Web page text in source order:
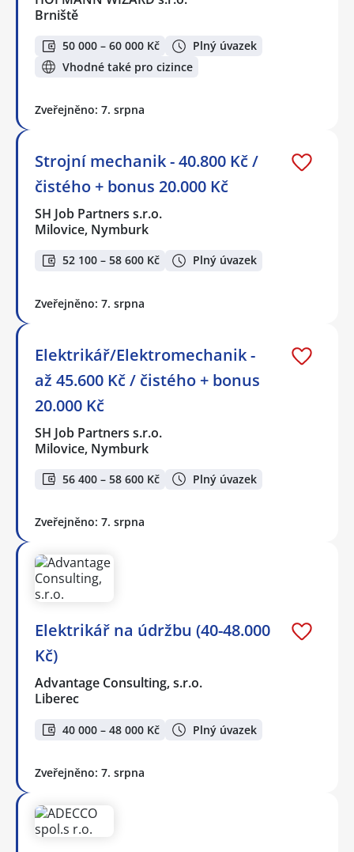
Brniště
50 000 – 60 000 Kč
Plný úvazek
Vhodné také pro cizince
Zveřejněno: 7. srpna
Strojní mechanik - 40.800 Kč /
čistého + bonus 20.000 Kč
SH Job Partners s.r.o.
Milovice, Nymburk
52 100 – 58 600 Kč Plný úvazek
Zveřejněno: 7. srpna
Elektrikář/Elektromechanik -
až 45.600 Kč / čistého + bonus
20.000 Kč
SH Job Partners s.r.o.
Milovice, Nymburk
56 400 – 58 600 Kč Plný úvazek
Zveřejněno: 7. srpna
Elektrikář na údržbu (40-48.000
Kč)
Advantage Consulting, s.r.o.
Liberec
40 000 – 48 000 Kč Plný úvazek
Zveřejněno: 7. srpna